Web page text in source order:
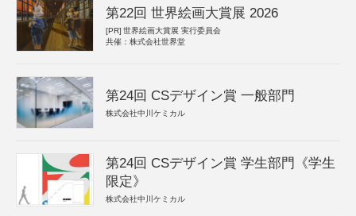
第22回 世界絵画大賞展 2026
[PR] 世界絵画大賞展 実行委員会
共催：株式会社世界堂
第24回 CSデザイン賞 一般部門
株式会社中川ケミカル
第24回 CSデザイン賞 学生部門《学生
限定》
株式会社中川ケミカル